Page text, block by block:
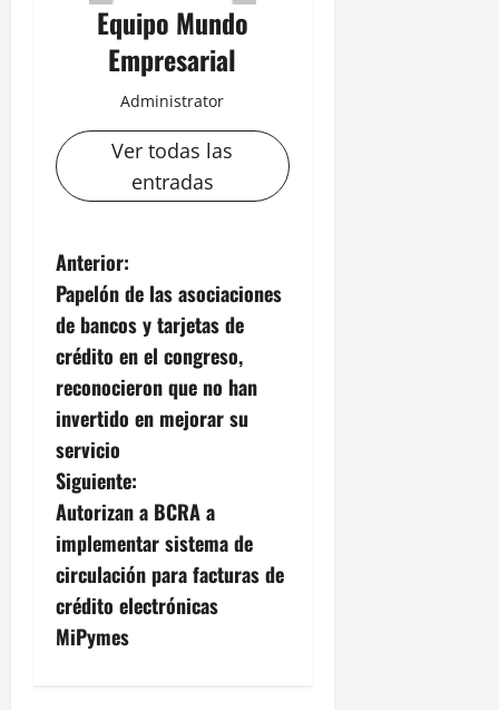
Equipo Mundo
Empresarial
Administrator
Ver todas las
entradas
N
a
v
e
g
a
c
i
ó
Anterior:
Papelón de las asociaciones
de bancos y tarjetas de
crédito en el congreso,
reconocieron que no han
invertido en mejorar su
servicio
Siguiente:
Autorizan a BCRA a
implementar sistema de
circulación para facturas de
crédito electrónicas
MiPymes